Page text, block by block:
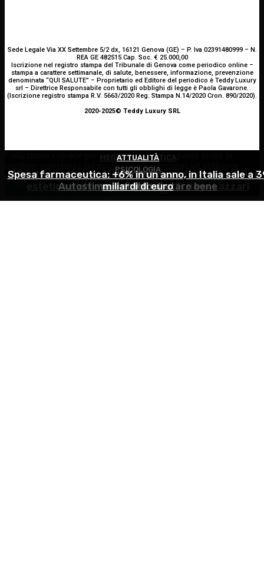
MEDICINA ESTETICA
Restituire luce e vitalità allo sguardo, tra medicina
estetica e chirurgia – Dott.ssa Tiziana Lazzari
PSICOLOGIA
Autostima: il diritto di stare bene
ATTUALITÀ
Spesa farmaceutica: +6% in un anno, in Italia sale a
miliardi di euro
Sede Legale Via XX Settembre 5/2 dx, 16121 Genova (GE) – P. Iva 02391480999 – N.
REA GE 482515 Cap. Soc. € 25.000,00
Iscrizione nel registro stampa del Tribunale di Genova come periodico online –
stampa a carattere settimanale, di salute, benessere, informazione, prevenzione
denominata “QUI SALUTE” – Proprietario ed Editore del periodico è Teddy Luxury
srl – Direttrice Responsabile con tutti gli obblighi di legge è Paola Gavarone.
(Iscrizione registro stampa R.V. 5663/2020 Reg. Stampa N.14/2020 Cron. 890/2020).
2020-2025© Teddy Luxury SRL
Utilizziamo i cookie per essere sicuri che tu possa avere la
migliore esperienza sul nostro sito. Se continui ad utilizzare
questo sito noi constatiamo che tu ne sia felice. Accetto
Continua senza accettare
Privacy policy